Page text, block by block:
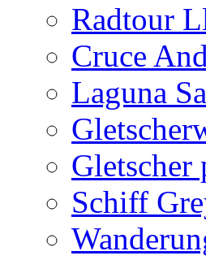
Radtour
Cruce
Laguna
Gletscher
Schiff